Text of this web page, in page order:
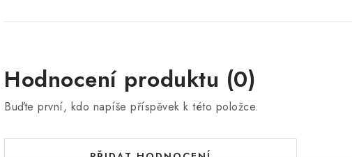
Hodnocení produktu (0)
Buďte první, kdo napíše příspěvek k této položce.